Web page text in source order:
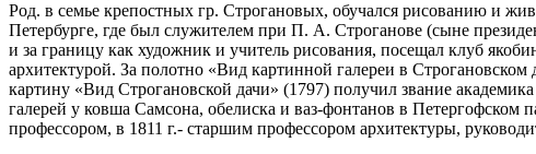
Род. в семье крепостных гр. Строгановых, обучался рисованию и
Петербурге, где был служителем при П. А. Строганове (сыне
и за границу как художник и учитель рисования, посещал клуб
архитектурой. За полотно «Вид картинной галереи в
картину «Вид Строгановской дачи» (1797) получил звание
галерей у ковша Самсона, обелиска и ваз-фонтанов в Петергофском
профессором, в 1811 г.- старшим профессором архитектуры,